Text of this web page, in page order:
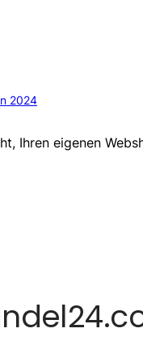
2024
Ihren eigenen